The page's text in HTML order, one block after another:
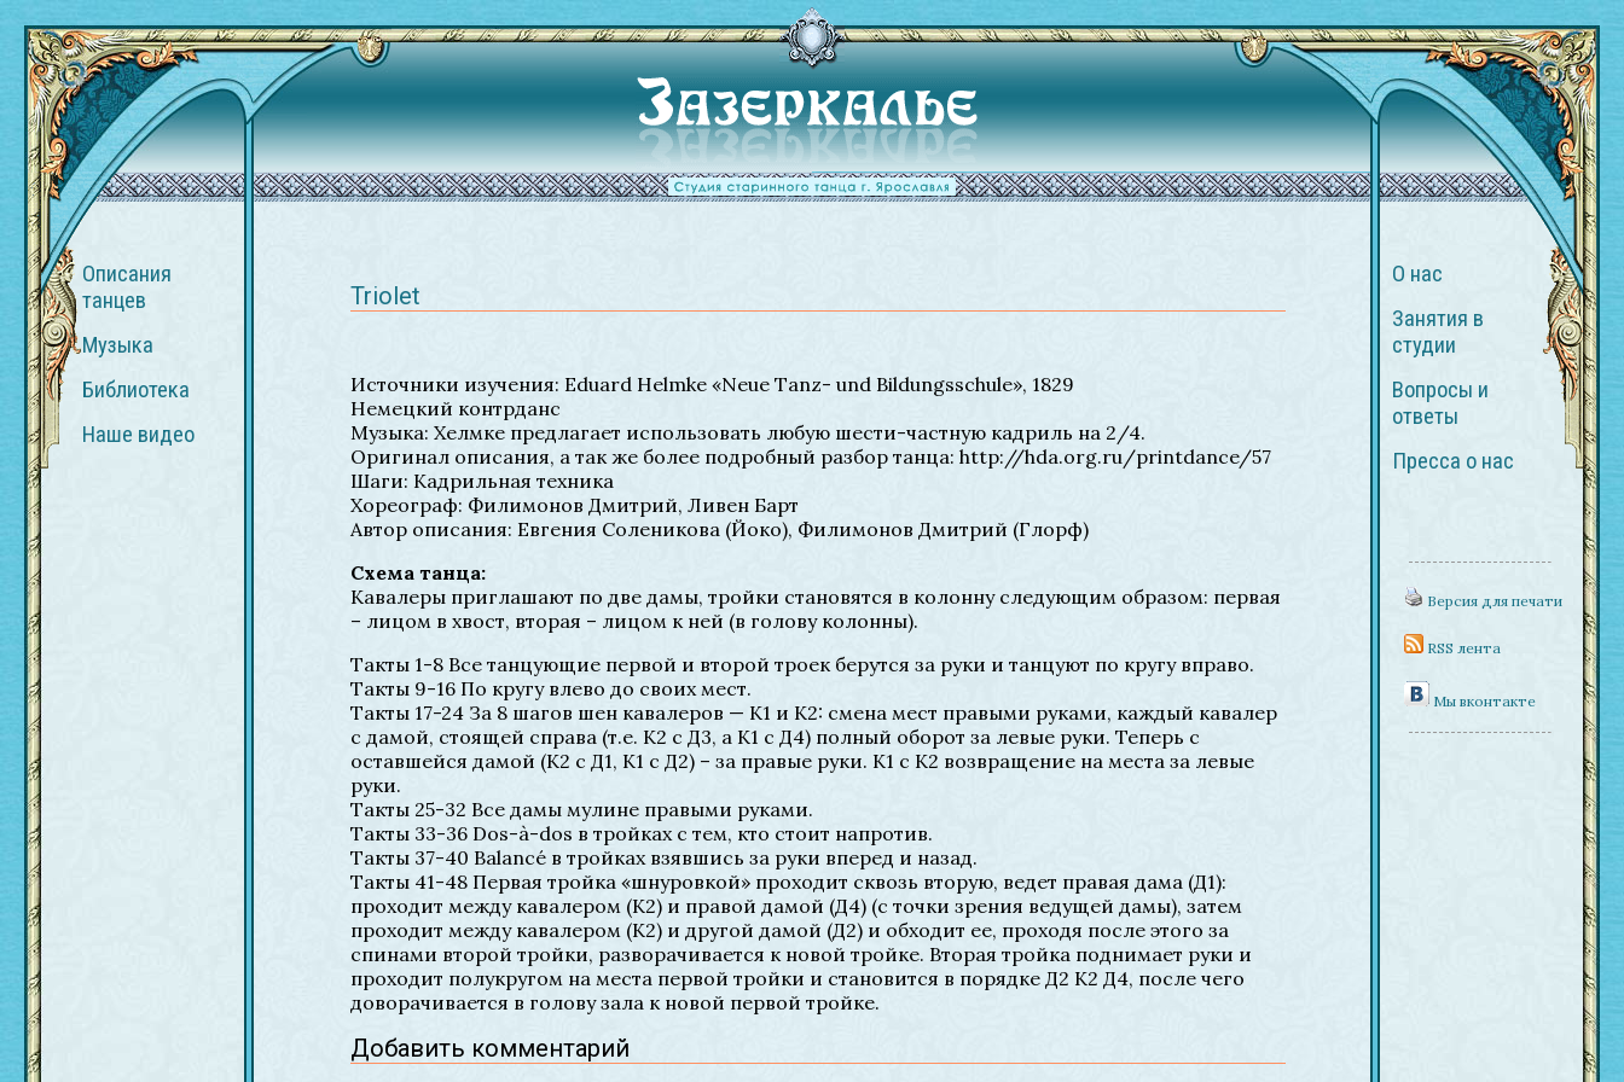
Описания
танцев
Музыка
Библиотека
Наше видео
Triolet
Источники изучения: Eduard Helmke «Neue Tanz- und Bildungsschule», 1829
Немецкий контрданс
Музыка: Хелмке предлагает использовать любую шести-частную кадриль на 2/4.
Оригинал описания, а так же более подробный разбор танца: http://hda.org.ru/printdance/57
Шаги: Кадрильная техника
Хореограф: Филимонов Дмитрий, Ливен Барт
Автор описания: Евгения Соленикова (Йоко), Филимонов Дмитрий (Глорф)
Схема танца:
Кавалеры приглашают по две дамы, тройки становятся в колонну следующим образом: первая
– лицом в хвост, вторая – лицом к ней (в голову колонны).
Такты 1-8 Все танцующие первой и второй троек берутся за руки и танцуют по кругу вправо.
Такты 9-16 По кругу влево до своих мест.
Такты 17-24 За 8 шагов шен кавалеров — К1 и К2: смена мест правыми руками, каждый кавалер
c дамой, стоящей справа (т.е. К2 с Д3, а К1 с Д4) полный оборот за левые руки. Теперь с
оставшейся дамой (К2 с Д1, К1 с Д2) – за правые руки. К1 с К2 возвращение на места за левые
руки.
Такты 25-32 Все дамы мулине правыми руками.
Такты 33-36 Dos-à-dos в тройках с тем, кто стоит напротив.
Такты 37-40 Balancé в тройках взявшись за руки вперед и назад.
Такты 41-48 Первая тройка «шнуровкой» проходит сквозь вторую, ведет правая дама (Д1):
проходит между кавалером (К2) и правой дамой (Д4) (с точки зрения ведущей дамы), затем
проходит между кавалером (К2) и другой дамой (Д2) и обходит ее, проходя после этого за
спинами второй тройки, разворачивается к новой тройке. Вторая тройка поднимает руки и
проходит полукругом на места первой тройки и становится в порядке Д2 К2 Д4, после чего
доворачивается в голову зала к новой первой тройке.
Добавить комментарий
О нас
Занятия в
студии
Вопросы и
ответы
Пресса о нас
Версия для печати
RSS лента
Мы вконтакте